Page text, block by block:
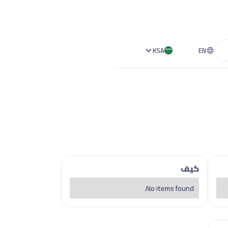
EN
KSA
كيف
No items found.